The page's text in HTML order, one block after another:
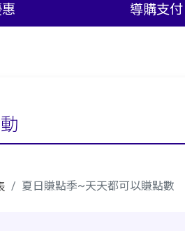
導購支付
夏日賺點季~天天都可以賺點數